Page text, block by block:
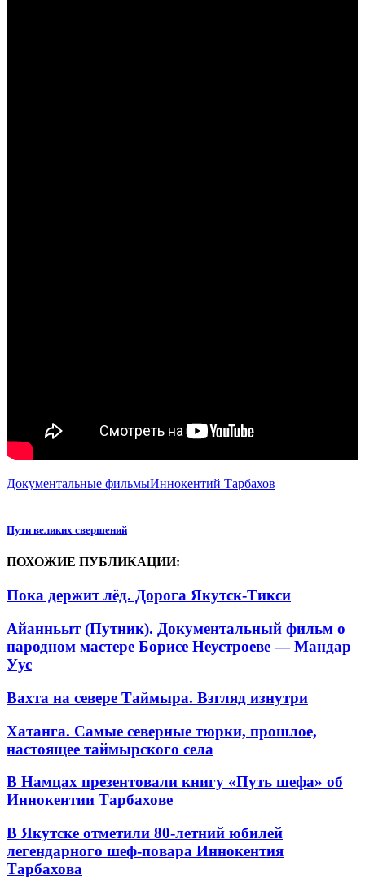
Документальные фильмыИннокентий Тарбахов
Пути великих свершений
ПОХОЖИЕ ПУБЛИКАЦИИ:
Пока держит лёд. Дорога Якутск-Тикси
Айанньыт (Путник). Документальный фильм о
народном мастере Борисе Неустроеве — Мандар
Уус
Вахта на севере Таймыра. Взгляд изнутри
Хатанга. Самые северные тюрки, прошлое,
настоящее таймырского села
В Намцах презентовали книгу «Путь шефа» об
Иннокентии Тарбахове
В Якутске отметили 80-летний юбилей
легендарного шеф-повара Иннокентия
Тарбахова